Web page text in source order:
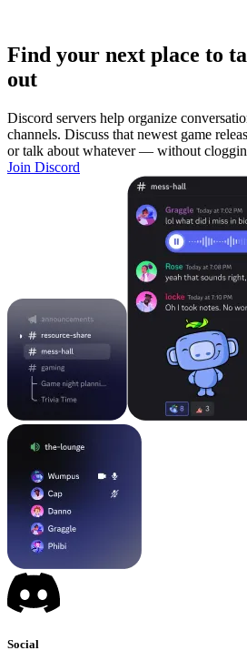
Find your next place to
out
Discord servers help organize
channels. Discuss that newest game
or talk about whatever — without
Join Discord
Social